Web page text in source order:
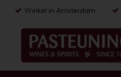
Winkel in Amsterdam